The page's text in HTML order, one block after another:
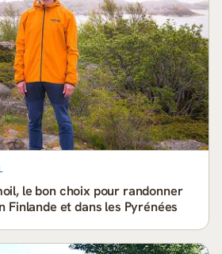
le bon choix pour randonner
Finlande et dans les Pyrénées